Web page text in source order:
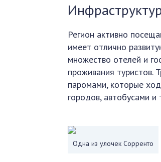
Регион активно
имеет отлично
множество отелей и
проживания туристов.
паромами, которые
городов, автобусами и
Одна из улочек Сорренто